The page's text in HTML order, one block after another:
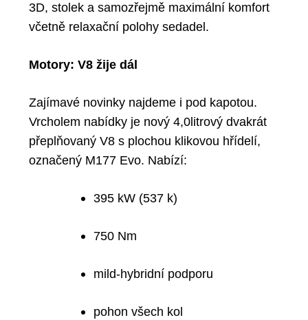
3D, stolek a samozřejmě maximální komfort
včetně relaxační polohy sedadel .
Motory: V8 žije dál
Zajímavé novinky najdeme i pod kapotou.
Vrcholem nabídky je nový 4,0litrový dvakrát
přeplňovaný V8 s plochou klikovou hřídelí,
označený M177 Evo. Nabízí:
395 kW (537 k)
750 Nm
mild-hybridní podporu
pohon všech kol